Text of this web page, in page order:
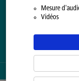
Mesure
Vidéos